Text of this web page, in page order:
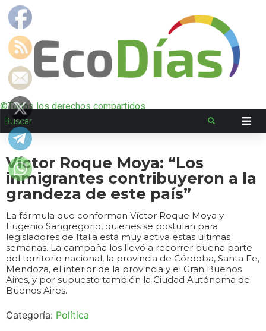
©Todos los derechos compartidos
Víctor Roque Moya: “Los
inmigrantes contribuyeron a la
grandeza de este país”
La fórmula que conforman Víctor Roque Moya y
Eugenio Sangregorio, quienes se postulan para
legisladores de Italia está muy activa estas últimas
semanas. La campaña los llevó a recorrer buena parte
del territorio nacional, la provincia de Córdoba, Santa Fe,
Mendoza, el interior de la provincia y el Gran Buenos
Aires, y por supuesto también la Ciudad Autónoma de
Buenos Aires.
Categoría: Política